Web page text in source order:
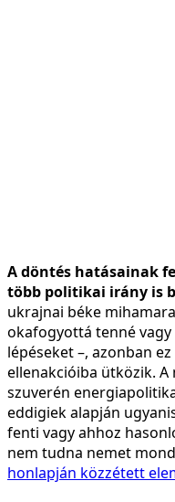
A döntés hatásainak
több politikai irány is
ukrajnai béke
okafogyottá tenné
lépéseket –, azonban
ellenakcióiba ütközik. A
szuverén
eddigiek alapján
fenti vagy ahhoz
nem tudna nemet
honlapján közzétett